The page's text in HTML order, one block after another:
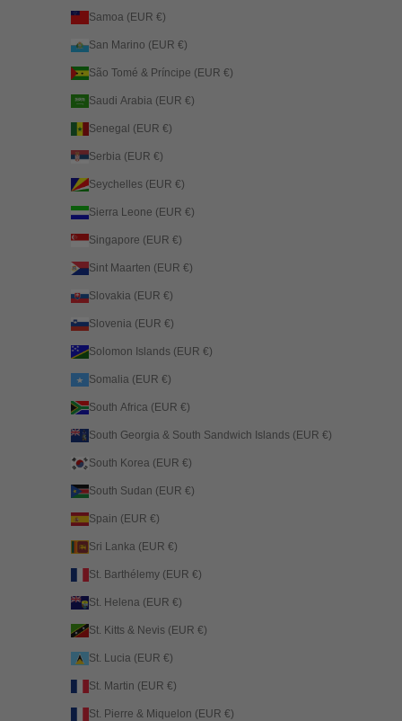
Samoa (EUR €)
San Marino (EUR €)
São Tomé & Príncipe (EUR €)
Saudi Arabia (EUR €)
Senegal (EUR €)
Serbia (EUR €)
Seychelles (EUR €)
Sierra Leone (EUR €)
Singapore (EUR €)
Sint Maarten (EUR €)
Slovakia (EUR €)
Slovenia (EUR €)
Solomon Islands (EUR €)
Somalia (EUR €)
South Africa (EUR €)
South Georgia & South Sandwich Islands (EUR €)
South Korea (EUR €)
South Sudan (EUR €)
Spain (EUR €)
Sri Lanka (EUR €)
St. Barthélemy (EUR €)
St. Helena (EUR €)
St. Kitts & Nevis (EUR €)
St. Lucia (EUR €)
St. Martin (EUR €)
St. Pierre & Miquelon (EUR €)